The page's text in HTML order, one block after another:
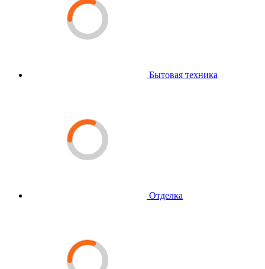
Бытовая техника
Отделка